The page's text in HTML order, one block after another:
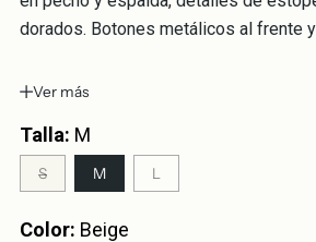
dorados. Botones metálicos al frente y
Ver más
Talla: M
S M L
Color: Beige